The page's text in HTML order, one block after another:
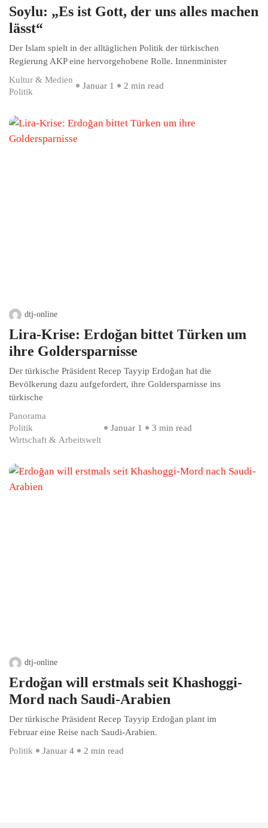
Soylu: „Es ist Gott, der uns alles machen
lässt“
Der Islam spielt in der alltäglichen Politik der türkischen
Regierung AKP eine hervorgehobene Rolle. Innenminister
Kultur & Medien
Politik
Januar 1 2 min read
dtj-online
Lira-Krise: Erdoğan bittet Türken um
ihre Goldersparnisse
Der türkische Präsident Recep Tayyip Erdoğan hat die
Bevölkerung dazu aufgefordert, ihre Goldersparnisse ins
türkische
Panorama
Politik
Wirtschaft & Arbeitswelt
Januar 1 3 min read
dtj-online
Erdoğan will erstmals seit Khashoggi-
Mord nach Saudi-Arabien
Der türkische Präsident Recep Tayyip Erdoğan plant im
Februar eine Reise nach Saudi-Arabien.
Politik
Januar 4 2 min read